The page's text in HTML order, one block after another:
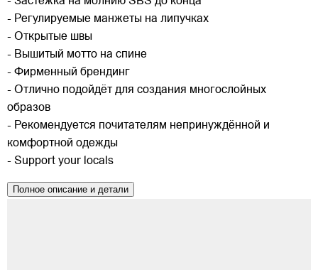
- Регулируемые манжеты на липучках
- Открытые швы
- Вышитый мотто на спине
- Фирменный брендинг
- Отлично подойдёт для создания многослойных
образов
- Рекомендуется почитателям непринуждённой и
комфортной одежды
- Support your locals
Полное описание и детали